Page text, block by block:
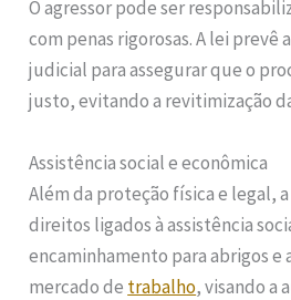
O agressor pode ser
com penas rigorosas. A lei prevê
judicial para assegurar que o
justo, evitando a revitimização
Assistência social e econômica
Além da proteção física e legal,
direitos ligados à assistência
encaminhamento para abrigos e
mercado de trabalho, visando a